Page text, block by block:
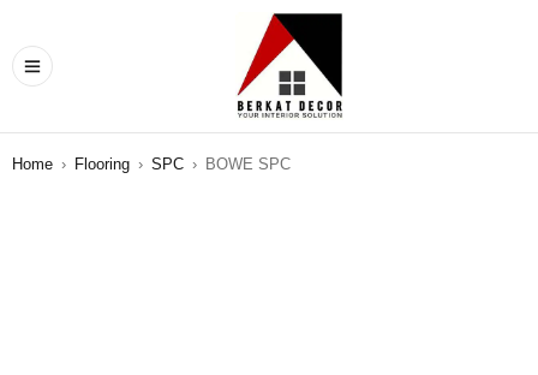
Home › Flooring › SPC › BOWE SPC